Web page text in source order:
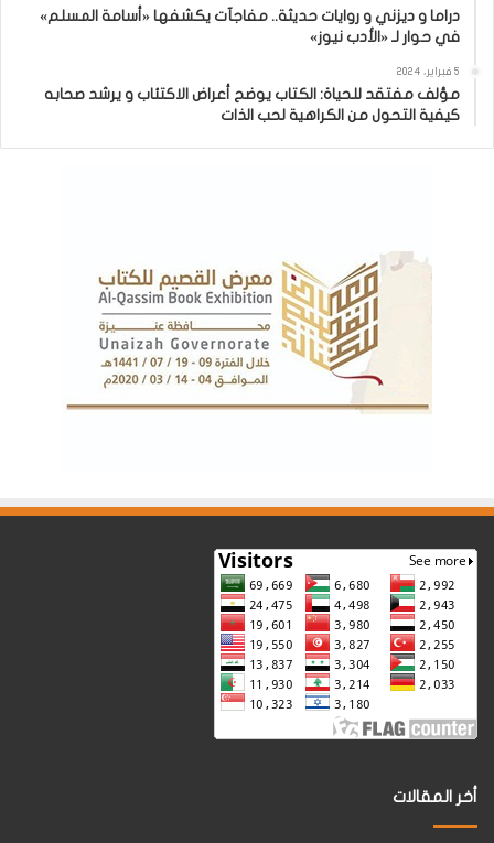
دراما و ديزني و روايات حديثة.. مفاجآت يكشفها «أسامة المسلم»
في حوار لـ «الأدب نيوز»
5 فبراير، 2024
مؤلف مفتقد للحياة: الكتاب يوضح أعراض الاكتئاب و يرشد صحابه
كيفية التحول من الكراهية لحب الذات
أخر المقالات